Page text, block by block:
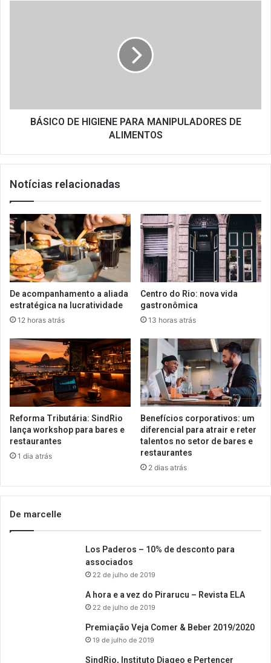
BÁSICO DE HIGIENE PARA MANIPULADORES DE
ALIMENTOS
Notícias relacionadas
De acompanhamento a aliada
estratégica na lucratividade
12 horas atrás
Centro do Rio: nova vida
gastronômica
13 horas atrás
Reforma Tributária: SindRio
lança workshop para bares e
restaurantes
1 dia atrás
Benefícios corporativos: um
diferencial para atrair e reter
talentos no setor de bares e
restaurantes
2 dias atrás
De marcelle
Los Paderos – 10% de desconto para
associados
22 de julho de 2019
A hora e a vez do Pirarucu – Revista ELA
22 de julho de 2019
Premiação Veja Comer & Beber 2019/2020
19 de julho de 2019
SindRio, Instituto Diageo e Pertencer